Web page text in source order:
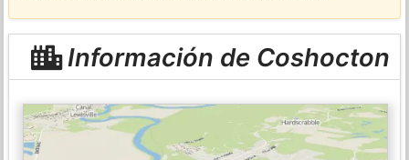
Información de Coshocton